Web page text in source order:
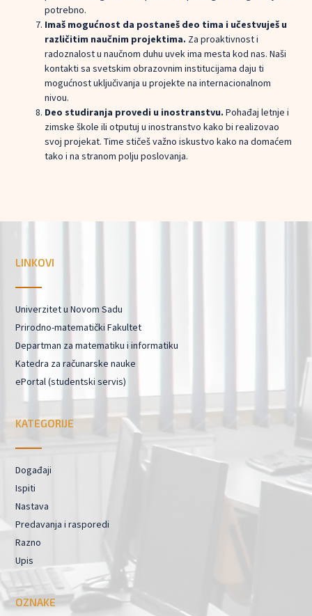
potrebno.
Imaš mogućnost da postaneš deo tima i učestvuješ u
različitim naučnim projektima. Za proaktivnost i
radoznalost u naučnom duhu uvek ima mesta kod nas. Naši
kontakti sa svetskim obrazovnim institucijama daju ti
mogućnost uključivanja u projekte na internacionalnom
nivou.
Deo studiranja provedi u inostranstvu. Pohađaj letnje i
zimske škole ili otputuj u inostranstvo kako bi realizovao
svoj projekat. Time stičeš važno iskustvo kako na domaćem
tako i na stranom polju poslovanja.
LINKOVI
Univerzitet u Novom Sadu
Prirodno-matematički Fakultet
Departman za matematiku i informatiku
Katedra za računarske nauke
ePortal (studentski servis)
KATEGORIJE
Događaji
Ispiti
Nastava
Predavanja i rasporedi
Razno
Upis
OZNAKE